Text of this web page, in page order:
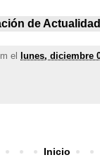
de
el lunes, diciembre
Inicio